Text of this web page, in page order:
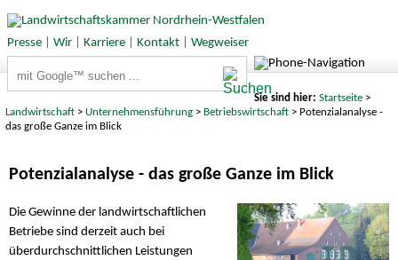
Presse| Wir| Karriere| Kontakt| Wegweiser
Sie sind hier: Startseite>
Landwirtschaft >Unternehmensführung > Betriebswirtschaft > Potenzialanalyse -
das große Ganze im Blick
Potenzialanalyse - das große Ganze im Blick
Die Gewinne der landwirtschaftlichen
Betriebe sind derzeit auch bei
überdurchschnittlichen Leistungen